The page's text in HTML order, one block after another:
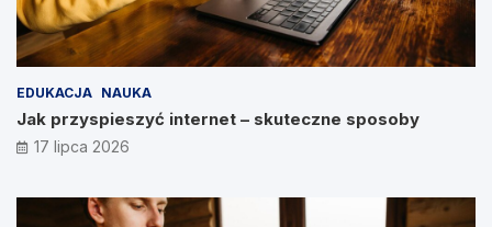
EDUKACJA NAUKA
Jak przyspieszyć internet – skuteczne sposoby
17 lipca 2026